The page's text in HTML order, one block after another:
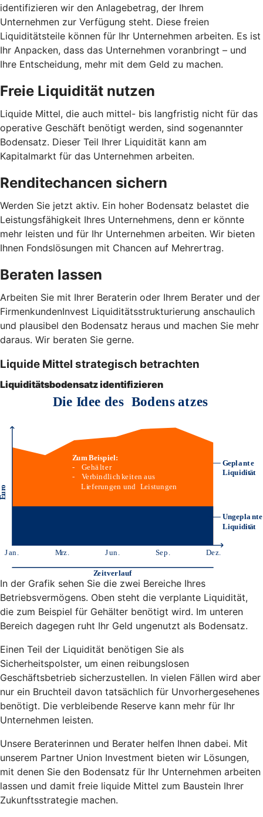
identifizieren wir den Anlagebetrag, der Ihrem
Unternehmen zur Verfügung steht. Diese freien
Liquiditätsteile können für Ihr Unternehmen arbeiten. Es ist
Ihr Anpacken, dass das Unternehmen voranbringt – und
Ihre Entscheidung, mehr mit dem Geld zu machen.
Freie Liquidität nutzen
Liquide Mittel, die auch mittel- bis langfristig nicht für das
operative Geschäft benötigt werden, sind sogenannter
Bodensatz. Dieser Teil Ihrer Liquidität kann am
Kapitalmarkt für das Unternehmen arbeiten.
Renditechancen sichern
Werden Sie jetzt aktiv. Ein hoher Bodensatz belastet die
Leistungsfähigkeit Ihres Unternehmens, denn er könnte
mehr leisten und für Ihr Unternehmen arbeiten. Wir bieten
Ihnen Fondslösungen mit Chancen auf Mehrertrag.
Beraten lassen
Arbeiten Sie mit Ihrer Beraterin oder Ihrem Berater und der
FirmenkundenInvest Liquiditätsstrukturierung anschaulich
und plausibel den Bodensatz heraus und machen Sie mehr
daraus. Wir beraten Sie gerne.
Liquide Mittel strategisch betrachten
Liquiditätsbodensatz identifizieren
In der Grafik sehen Sie die zwei Bereiche Ihres
Betriebsvermögens. Oben steht die verplante Liquidität,
die zum Beispiel für Gehälter benötigt wird. Im unteren
Bereich dagegen ruht Ihr Geld ungenutzt als Bodensatz.
Einen Teil der Liquidität benötigen Sie als
Sicherheitspolster, um einen reibungslosen
Geschäftsbetrieb sicherzustellen. In vielen Fällen wird aber
nur ein Bruchteil davon tatsächlich für Unvorhergesehenes
benötigt. Die verbleibende Reserve kann mehr für Ihr
Unternehmen leisten.
Unsere Beraterinnen und Berater helfen Ihnen dabei. Mit
unserem Partner Union Investment bieten wir Lösungen,
mit denen Sie den Bodensatz für Ihr Unternehmen arbeiten
lassen und damit freie liquide Mittel zum Baustein Ihrer
Zukunftsstrategie machen.